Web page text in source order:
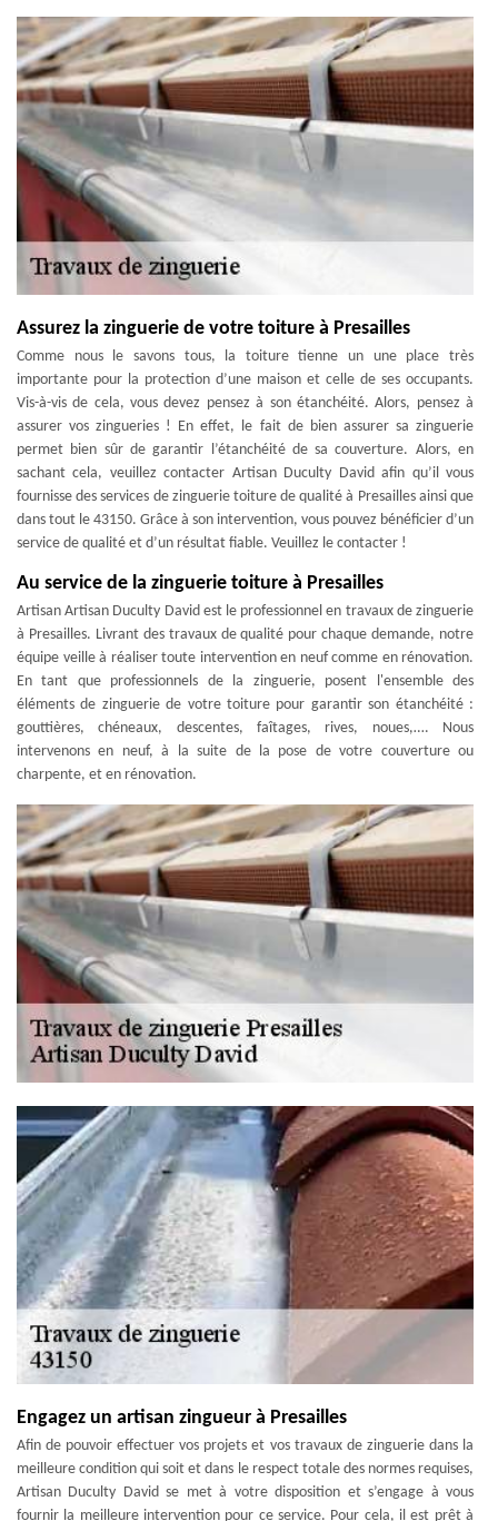
Assurez la zinguerie de votre toiture à Presailles
Comme nous le savons tous, la toiture tienne un une place très
importante pour la protection d’une maison et celle de ses occupants.
Vis-à-vis de cela, vous devez pensez à son étanchéité. Alors, pensez à
assurer vos zingueries ! En effet, le fait de bien assurer sa zinguerie
permet bien sûr de garantir l’étanchéité de sa couverture. Alors, en
sachant cela, veuillez contacter Artisan Duculty David afin qu’il vous
fournisse des services de zinguerie toiture de qualité à Presailles ainsi que
dans tout le 43150. Grâce à son intervention, vous pouvez bénéficier d’un
service de qualité et d’un résultat fiable. Veuillez le contacter !
Au service de la zinguerie toiture à Presailles
Artisan Artisan Duculty David est le professionnel en travaux de zinguerie
à Presailles. Livrant des travaux de qualité pour chaque demande, notre
équipe veille à réaliser toute intervention en neuf comme en rénovation.
En tant que professionnels de la zinguerie, posent l'ensemble des
éléments de zinguerie de votre toiture pour garantir son étanchéité :
gouttières, chéneaux, descentes, faîtages, rives, noues,…. Nous
intervenons en neuf, à la suite de la pose de votre couverture ou
charpente, et en rénovation.
Engagez un artisan zingueur à Presailles
Afin de pouvoir effectuer vos projets et vos travaux de zinguerie dans la
meilleure condition qui soit et dans le respect totale des normes requises,
Artisan Duculty David se met à votre disposition et s’engage à vous
fournir la meilleure intervention pour ce service. Pour cela, il est prêt à